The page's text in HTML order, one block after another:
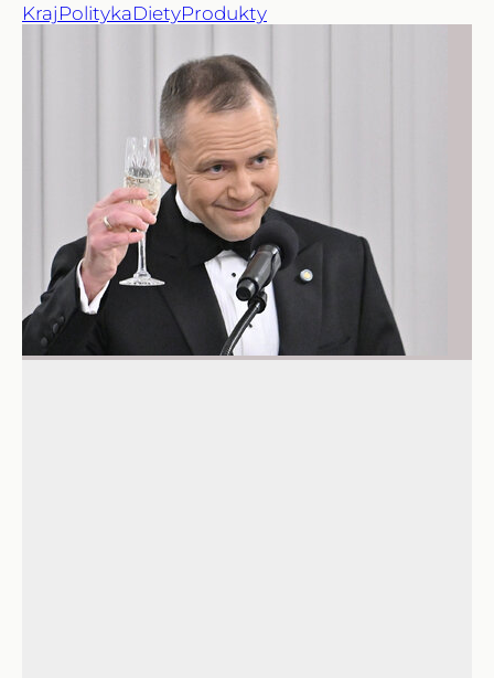
Kraj PolitykaDietyProdukty